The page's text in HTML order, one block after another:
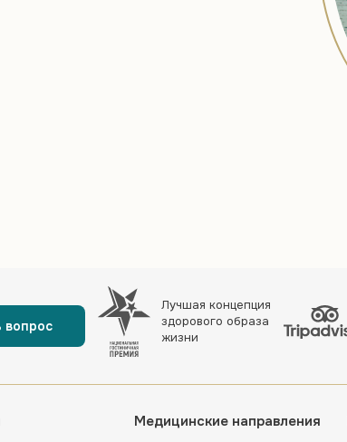
вопрос
Лучшая концепция
здорового образа
жизни
Медицинские направления